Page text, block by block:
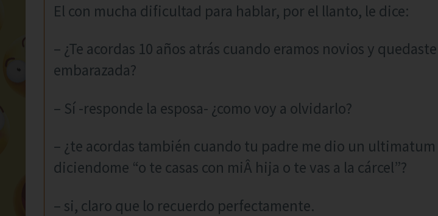
El con mucha dificultad para hablar, por el llanto, le dice:
– ¿Te acordas 10 años atrás cuando eramos novios y quedaste
embarazada?
– Sí -responde la esposa- ¿como voy a olvidarlo?
– ¿te acordas también cuando tu padre me dio un ultimatum
diciendome “o te casas con miÂ hija o te vas a la cárcel”?
– si, claro que lo recuerdo perfectamente.